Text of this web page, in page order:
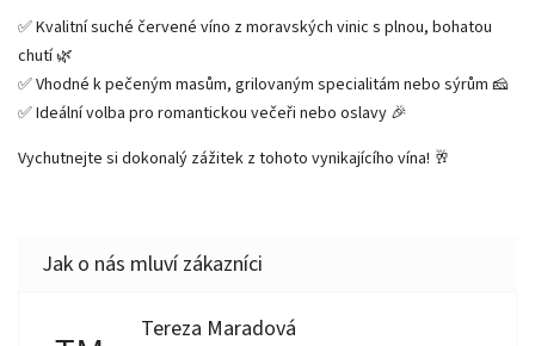
✅ Kvalitní suché červené víno z moravských vinic s plnou, bohatou
chutí 🌿
✅ Vhodné k pečeným masům, grilovaným specialitám nebo sýrům 🧀
✅ Ideální volba pro romantickou večeři nebo oslavy 🎉
Vychutnejte si dokonalý zážitek z tohoto vynikajícího vína! 🥂
Tereza Maradová